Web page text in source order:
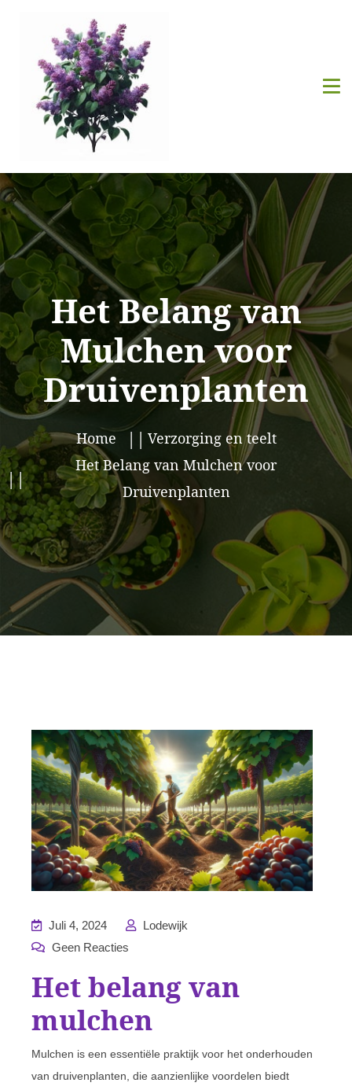
Het Belang van
Mulchen voor
Druivenplanten
Home
Verzorging en teelt
Het Belang van Mulchen voor
Druivenplanten
Juli 4, 2024
Lodewijk
Geen Reacties
Het belang van
mulchen
Mulchen is een essentiële praktijk voor het onderhouden
van druivenplanten, die aanzienlijke voordelen biedt